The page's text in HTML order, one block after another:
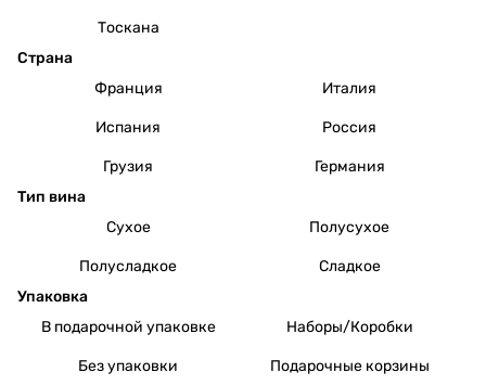
Тоскана
Страна
Франция
Италия
Испания Россия
Грузия
Германия
Тип вина
Сухое
Полусухое
Полусладкое
Сладкое
Упаковка
В подарочной упаковке
Наборы/Коробки
Без упаковки
Подарочные корзины